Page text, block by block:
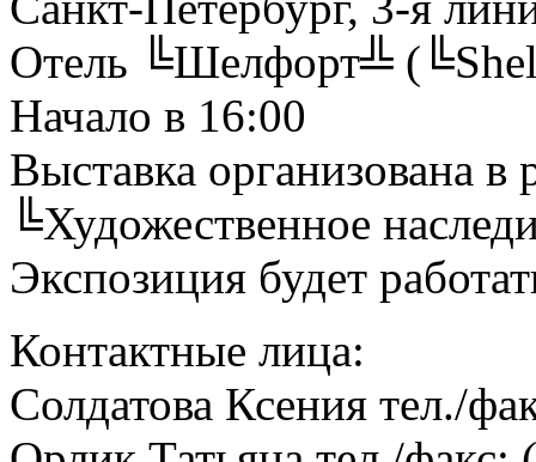
Отель ╚Шелфорт╩
Начало в 16:00
Выставка организована в
╚Художественное
Экспозиция будет
Контактные лица:
Солдатова Ксения тел./